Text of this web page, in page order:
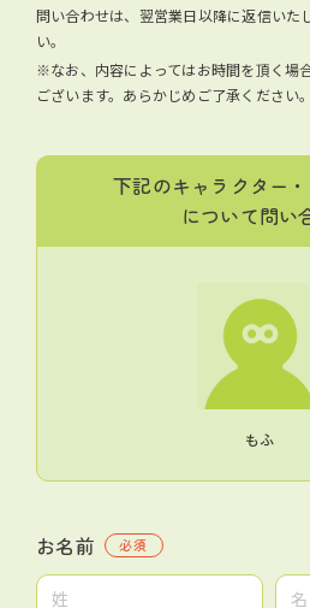
問い合わせは、翌営業日以降に返信いた
い。
※なお、内容によってはお時間を頂く場
ございます。あらかじめご了承ください。
下記のキャラクター
について問い
もふ
お名前 必須